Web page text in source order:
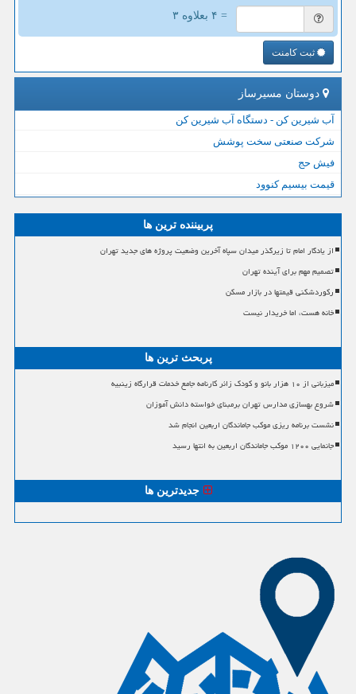
= ۴ بعلاوه ۳
ثبت کامنت
دوستان مسیرساز
آب شیرین کن - دستگاه آب شیرین کن
شرکت صنعتی سخت پوشش
فیش حج
قیمت بیسیم کنوود
پربیننده ترین ها
از یادگار امام تا زیرگذر میدان سپاه آخرین وضعیت پروژه های جدید تهران
تصمیم مهم برای آینده تهران
رکوردشکنی قیمتها در بازار مسکن
خانه هست، اما خریدار نیست
پربحث ترین ها
میزبانی از ۱۰ هزار بانو و کودک زائر کارنامه جامع خدمات قرارگاه زینبیه
شروع بهسازی مدارس تهران برمبنای خواسته دانش آموزان
نشست برنامه ریزی موکب جاماندگان اربعین انجام شد
جانمایی ۱۲۰۰ موکب جاماندگان اربعین به انتها رسید
جدیدترین ها